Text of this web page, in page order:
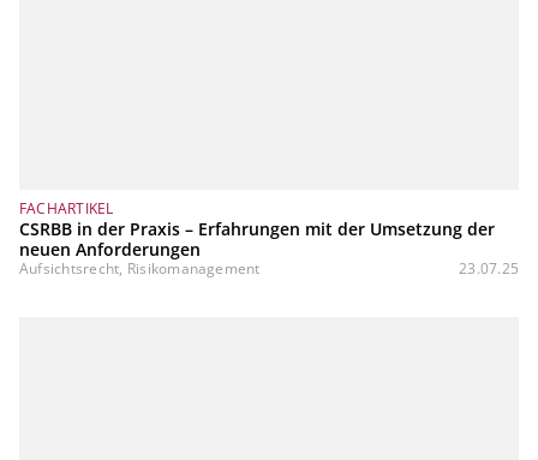
FACHARTIKEL
CSRBB in der Praxis – Erfahrungen mit der Umsetzung der
neuen Anforderungen
Aufsichtsrecht, Risikomanagement 23.07.25